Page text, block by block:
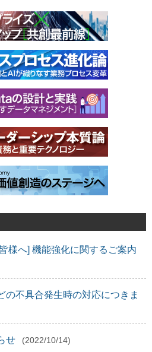
様へ] 機能強化に関するご案内
の不具合発生時の対応につきま
せ (2022/10/14)